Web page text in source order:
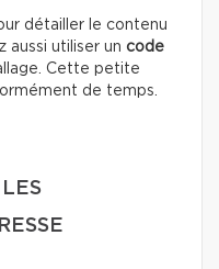
détailler le contenu
aussi utiliser un code
Cette petite
de temps.